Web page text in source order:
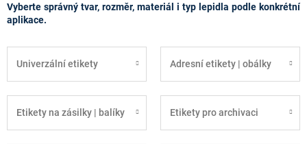
Vyberte správný tvar, rozměr, materiál i typ lepidla podle konkrétní
aplikace.
Univerzální etikety Adresní etikety | obálky
Etikety na zásilky | balíky Etikety pro archivaci